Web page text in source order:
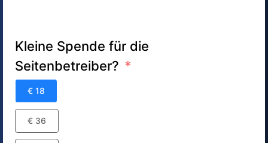
Kleine Spende für die
Seitenbetreiber?
€ 18
€ 36